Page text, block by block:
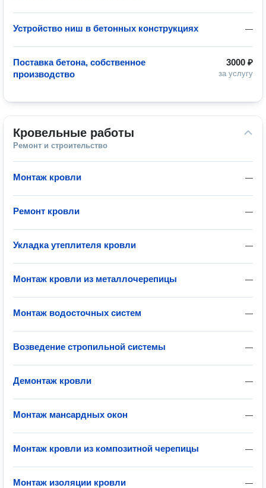
—
Устройство ниш в бетонных конструкциях
3000 ₽
за услугу
Поставка бетона, собственное
производство
Кровельные работы
Ремонт и строительство
—
Монтаж кровли
—
Ремонт кровли
—
Укладка утеплителя кровли
—
Монтаж кровли из металлочерепицы
—
Монтаж водосточных систем
—
Возведение стропильной системы
—
Демонтаж кровли
—
Монтаж мансардных окон
—
Монтаж кровли из композитной черепицы
—
Монтаж изоляции кровли